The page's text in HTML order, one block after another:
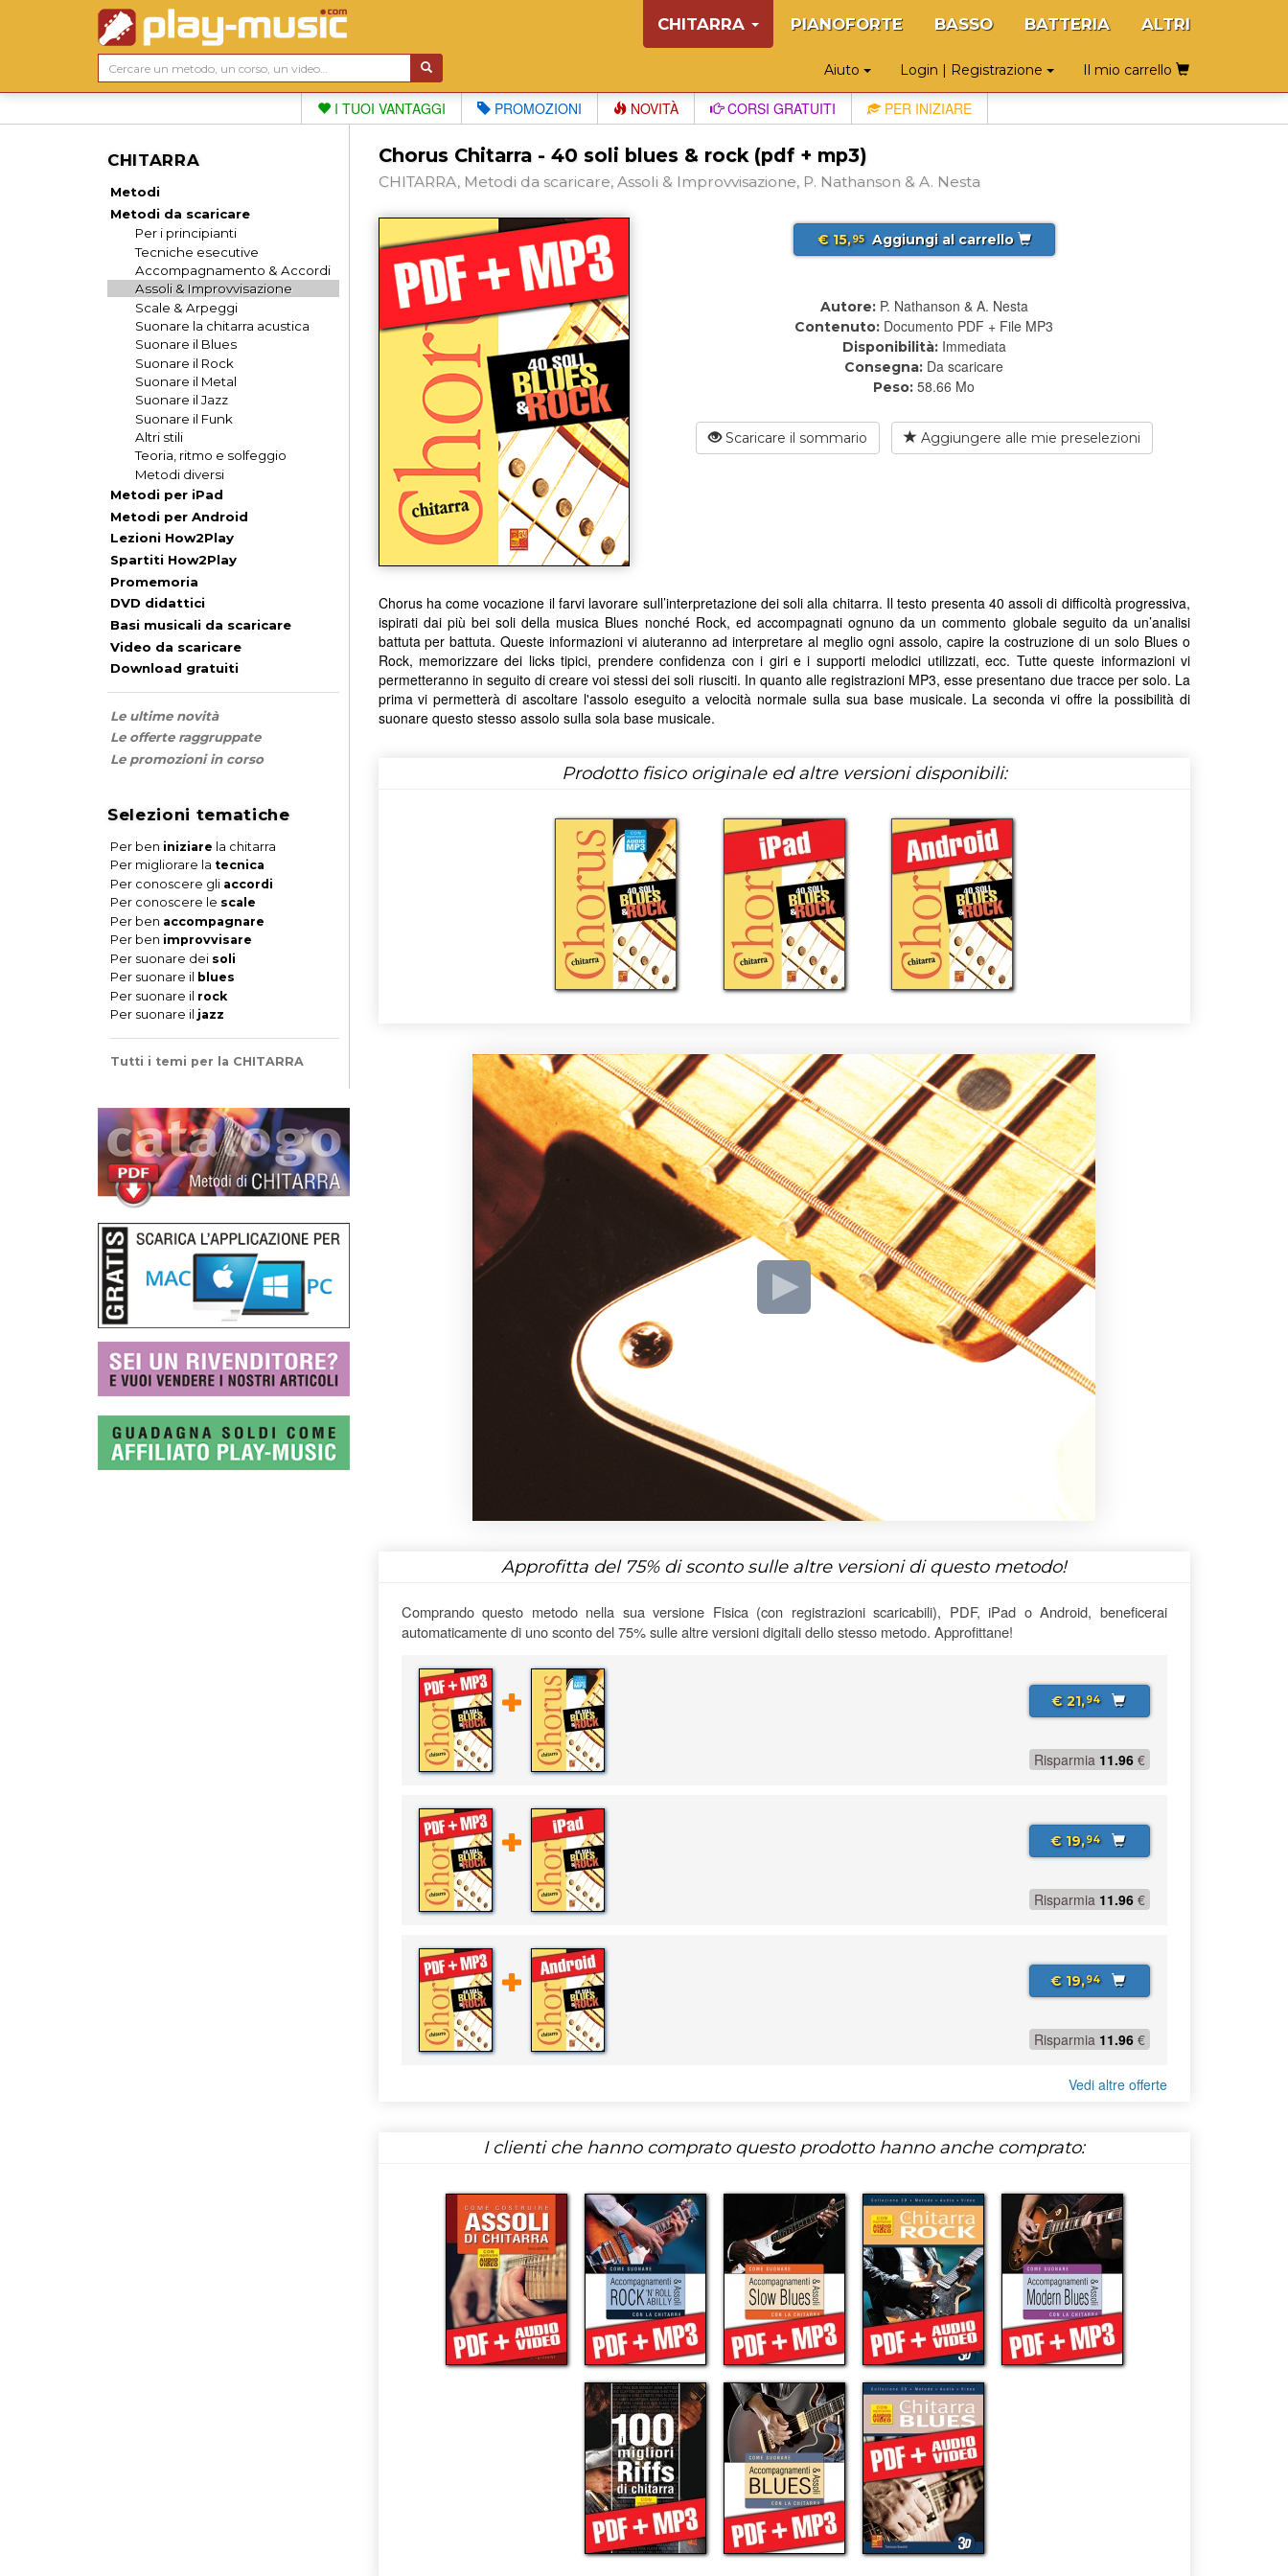
CHITARRA PIANOFORTE BASSO BATTERIA ALTRI
Aiuto Login | Registrazione Il mio carrello
I TUOI VANTAGGI PROMOZIONI NOVITÀ CORSI GRATUITI PER INIZIARE
CHITARRA
Metodi
Metodi da scaricare
Per i principianti
Tecniche esecutive
Accompagnamento & Accordi
Assoli & Improvvisazione
Scale & Arpeggi
Suonare la chitarra acustica
Suonare il Blues
Suonare il Rock
Suonare il Metal
Suonare il Jazz
Suonare il Funk
Altri stili
Teoria, ritmo e solfeggio
Metodi diversi
Metodi per iPad
Metodi per Android
Lezioni How2Play
Spartiti How2Play
Promemoria
DVD didattici
Basi musicali da scaricare
Video da scaricare
Download gratuiti
Le ultime novità
Le offerte raggruppate
Le promozioni in corso
Selezioni tematiche
Per ben iniziare la chitarra
Per migliorare la tecnica
Per conoscere gli accordi
Per conoscere le scale
Per ben accompagnare
Per ben improvvisare
Per suonare dei soli
Per suonare il blues
Per suonare il rock
Per suonare il jazz
Tutti i temi per la CHITARRA
Chorus Chitarra - 40 soli blues & rock (pdf + mp3)
CHITARRA, Metodi da scaricare, Assoli & Improvvisazione, P. Nathanson & A. Nesta
€ 15,95 Aggiungi al carrello
Autore: P. Nathanson & A. Nesta
Contenuto: Documento PDF + File MP3
Disponibilità: Immediata
Consegna: Da scaricare
Peso: 58.66 Mo
Scaricare il sommario Aggiungere alle mie preselezioni
Chorus ha come vocazione il farvi lavorare sull’interpretazione dei soli alla chitarra. Il testo presenta 40 assoli di difficoltà progressiva,
ispirati dai più bei soli della musica Blues nonché Rock, ed accompagnati ognuno da un commento globale seguito da un’analisi
battuta per battuta. Queste informazioni vi aiuteranno ad interpretare al meglio ogni assolo, capire la costruzione di un solo Blues o
Rock, memorizzare dei licks tipici, prendere confidenza con i giri e i supporti melodici utilizzati, ecc. Tutte queste informazioni vi
permetteranno in seguito di creare voi stessi dei soli riusciti. In quanto alle registrazioni MP3, esse presentano due tracce per solo. La
prima vi permetterà di ascoltare l'assolo eseguito a velocità normale sulla sua base musicale. La seconda vi offre la possibilità di
suonare questo stesso assolo sulla sola base musicale.
Prodotto fisico originale ed altre versioni disponibili:
Approfitta del 75%di sconto sulle altre versioni di questo metodo!
Comprando questo metodo nella sua versione Fisica (con registrazioni scaricabili), PDF, iPad o Android, beneficerai
automaticamente di uno sconto del 75% sulle altre versioni digitali dello stesso metodo. Approfittane!
€ 21,94
Risparmia 11.96 €
€ 19,94
Risparmia 11.96 €
€ 19,94
Risparmia 11.96 €
Vedi altre offerte
I clienti che hanno comprato questo prodotto hanno anche comprato: